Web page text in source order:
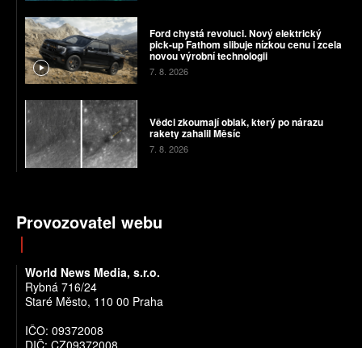
Ford chystá revoluci. Nový elektrický
pick-up Fathom slibuje nízkou cenu i zcela
novou výrobní technologii
7. 8. 2026
Vědci zkoumají oblak, který po nárazu
rakety zahalil Měsíc
7. 8. 2026
Provozovatel webu
World News Media, s.r.o.
Rybná 716/24
Staré Město, 110 00 Praha
IČO: 09372008
DIČ: CZ09372008